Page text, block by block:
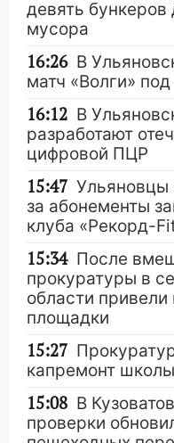
девять бункеров
мусора
16:26 В
матч «Волги»
16:12 В
разработают
цифровой ПЦР
15:47 Ульяновцы
за абонементы
клуба «Рекорд-
15:34 После
прокуратуры в
области привели
площадки
15:27
капремонт
15:08 В
проверки